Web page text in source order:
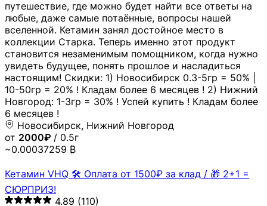
путешествие, где можно будет найти все ответы на
любые, даже самые потаённые, вопросы нашей
вселенной. Кетамин занял достойное место в
коллекции Старка. Теперь именно этот продукт
становится незаменимым помощником, когда нужно
увидеть будущее, понять прошлое и насладиться
настоящим! Скидки: 1) Новосибирск 0.3-5гр = 50% |
10-50гр = 20% ! Кладам более 6 месяцев ! 2) Нижний
Новгород: 1-3гр = 30% ! Успей купить ! Кладам более
6 месяцев !
Новосибирск, Нижний Новгород
от 2000₽ / 0.5г
~0.00037259 ₿
Кетамин VHQ 🛠 Оплата от 1500₽ за клад / 🎁 2+1 =
СЮРПРИЗ!
4.89 (110)